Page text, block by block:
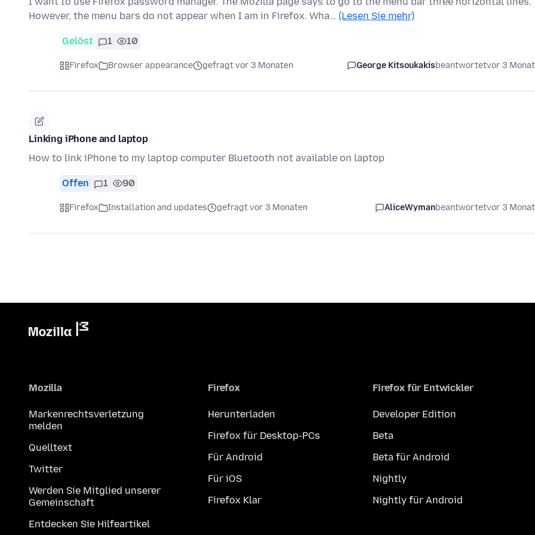
However, the menu bars do not appear when I am in Firefox. Wha… (Lesen Sie mehr)
Gelöst 1 10
Firefox Browser appearance gefragt vor 3 Monaten George Kitsoukakisbeantwortetvor 3
Linking iPhone and laptop
How to link iPhone to my laptop computer Bluetooth not available on laptop
Offen 1 90
Firefox Installation and updates gefragt vor 3 Monaten AliceWymanbeantwortetvor 3
Mozilla
Markenrechtsverletzung
melden
Quelltext
Twitter
Werden Sie Mitglied unserer
Gemeinschaft
Entdecken Sie Hilfeartikel
Firefox
Herunterladen
Firefox für Desktop-PCs
Für Android
Für iOS
Firefox Klar
Firefox für Entwickler
Developer Edition
Beta
Beta für Android
Nightly
Nightly für Android